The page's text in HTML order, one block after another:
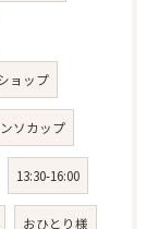
ョップ
ソカップ
13:30-16:00
おひとり様